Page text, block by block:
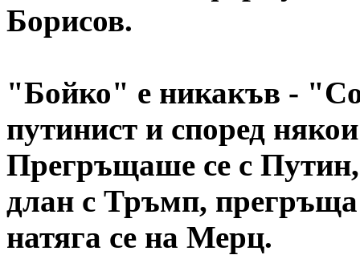
Борисов.
"Бойко" е никакъв -
путинист и според
Прегръщаше се с
длан с Тръмп,
натяга се на Мерц.